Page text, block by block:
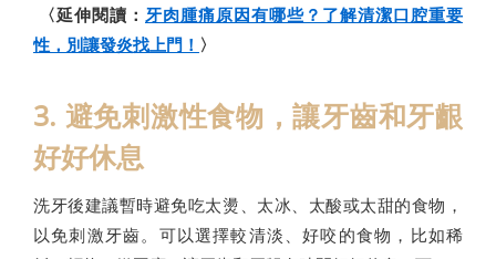
〈延伸閱讀： 牙肉腫痛原因有哪些？了解清潔口腔重要
性，別讓發炎找上門！ 〉
3. 避免刺激性食物，讓牙齒和牙齦
好好休息
洗牙後建議暫時避免吃太燙、太冰、太酸或太甜的食物，
以免刺激牙齒。可以選擇較清淡、好咬的食物，比如稀